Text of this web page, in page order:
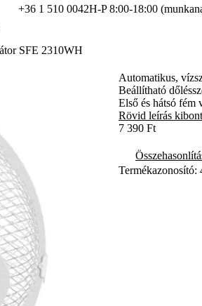
+36 1 510 0042H-P 8:00-18:00
SFE 2310WH
Automatikus,
Beállítható
Első és hátsó fém
Csúszásgátló lábak
Túlmelegedés
Rövid leírás
7 390 Ft
Termékazonosító: